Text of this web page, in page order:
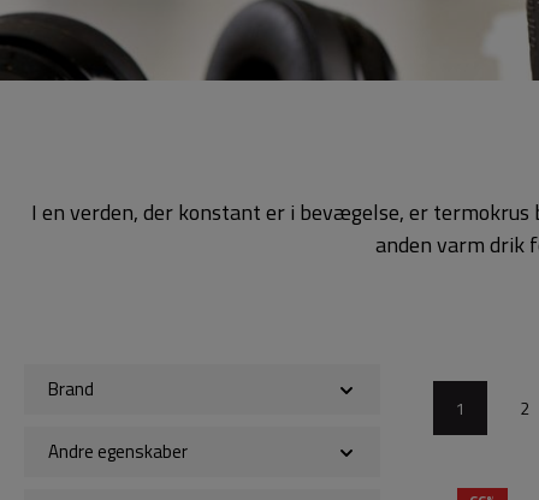
I en verden, der konstant er i bevægelse, er
anden varm drik
Brand
Andre egenskaber
1 2